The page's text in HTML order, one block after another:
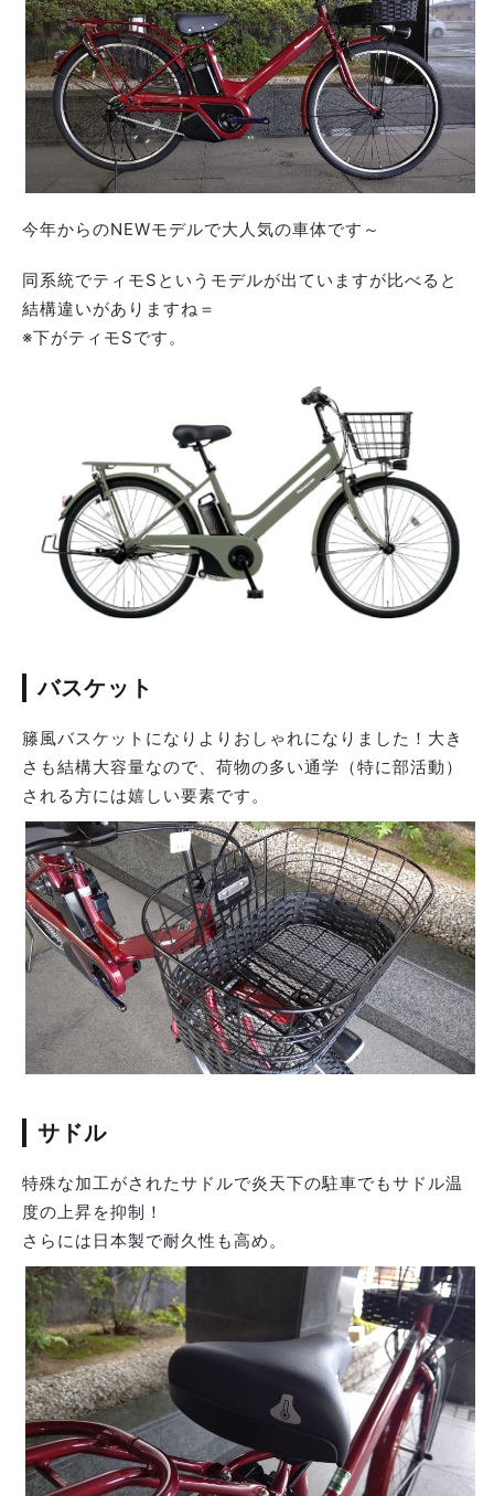
今年からのNEWモデルで大人気の車体です～
同系統でティモSというモデルが出ていますが比べると
結構違いがありますね＝
※下がティモSです。
バスケット
籐風バスケットになりよりおしゃれになりました！大き
さも結構大容量なので、荷物の多い通学（特に部活動）
される方には嬉しい要素です。
サドル
特殊な加工がされたサドルで炎天下の駐車でもサドル温
度の上昇を抑制！
さらには日本製で耐久性も高め。